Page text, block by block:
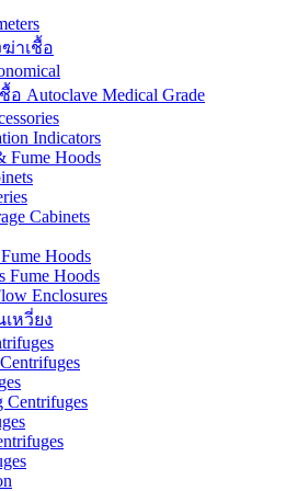
ฆ่าเชื้อ
อ Autoclave Medical Grade
Indicators
Fume Hoods
Cabinets
Hoods
Fume Hoods
Enclosures
เหวี่ยง
Centrifuges